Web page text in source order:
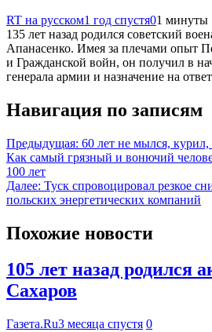
RT на русском1 год спустя01 минуты
135 лет назад родился советский
Апанасенко. Имея за плечами опыт
и Гражданской войн, он получил в
генерала армии и назначение на
Навигация по записям
Предыдущая: 60 лет не мылся, курил,
Как самый грязный и вонючий
100 лет
Далее: Туск спровоцировал резкое
польских энергетических компаний
Похожие новости
105 лет назад родился
Сахаров
Газета.Ru3 месяца спустя 0